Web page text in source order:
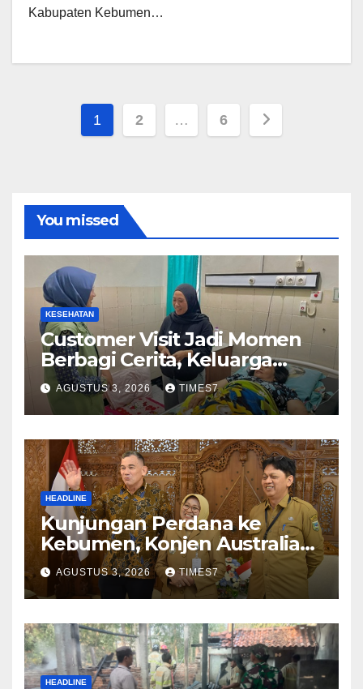
Kabupaten Kebumen…
Paginasi
1 2 … 6
You missed
KESEHATAN
Customer Visit Jadi Momen
Berbagi Cerita, Keluarga
Nurhayati Rasakan Manfaat
NyataProgram JKN
AGUSTUS 3, 2026 TIMES7
HEADLINE
Kunjungan Perdana ke
Kebumen, Konjen Australia
Jajaki Kerja Sama Pariwisata
hingga Pendidikan
AGUSTUS 3, 2026 TIMES7
HEADLINE